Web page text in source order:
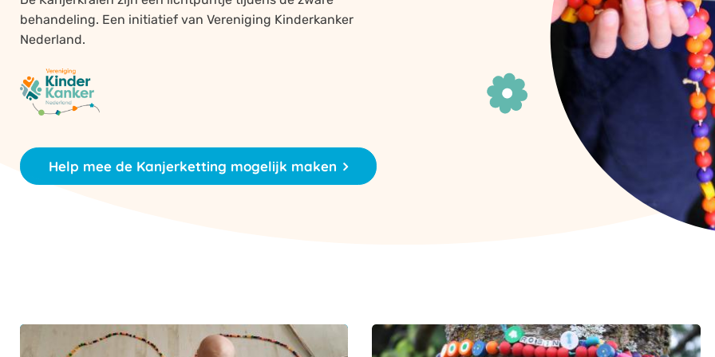
kleurrijke initiatief!
behandeling. Een initiatief van Vereniging Kinderkanker
Nederland.
Help mee de Kanjerketting mogelijk maken